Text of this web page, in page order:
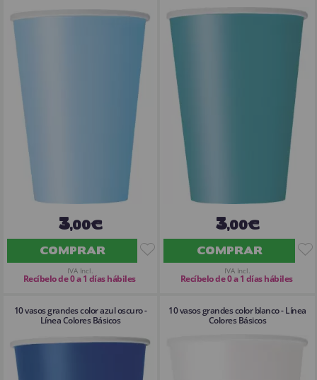
3,00€
COMPRAR
IVA Incl.
Recíbelo de 0 a 1 días hábiles
3,00€
COMPRAR
IVA Incl.
Recíbelo de 0 a 1 días hábiles
10 vasos grandes color azul oscuro -
Línea Colores Básicos
10 vasos grandes color blanco - Línea
Colores Básicos